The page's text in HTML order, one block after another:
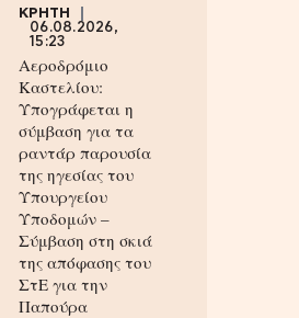
ΚΡΗΤΗ
06.08.2026,
15:23
Αεροδρόμιο
Καστελίου:
Υπογράφεται η
σύμβαση για τα
ραντάρ παρουσία
της ηγεσίας του
Υπουργείου
Υποδομών –
Σύμβαση στη σκιά
της απόφασης του
ΣτΕ για την
Παπούρα